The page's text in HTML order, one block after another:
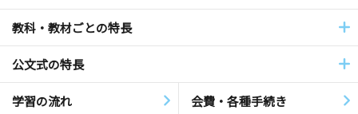
教科・教材ごとの特長
公文式の特長
学習の流れ 会費・各種手続き